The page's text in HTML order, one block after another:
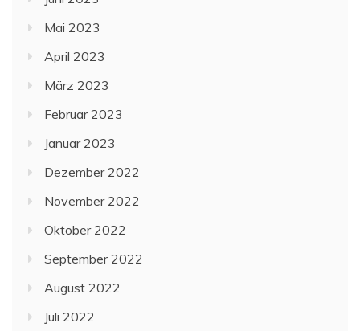
Mai 2023
April 2023
März 2023
Februar 2023
Januar 2023
Dezember 2022
November 2022
Oktober 2022
September 2022
August 2022
Juli 2022